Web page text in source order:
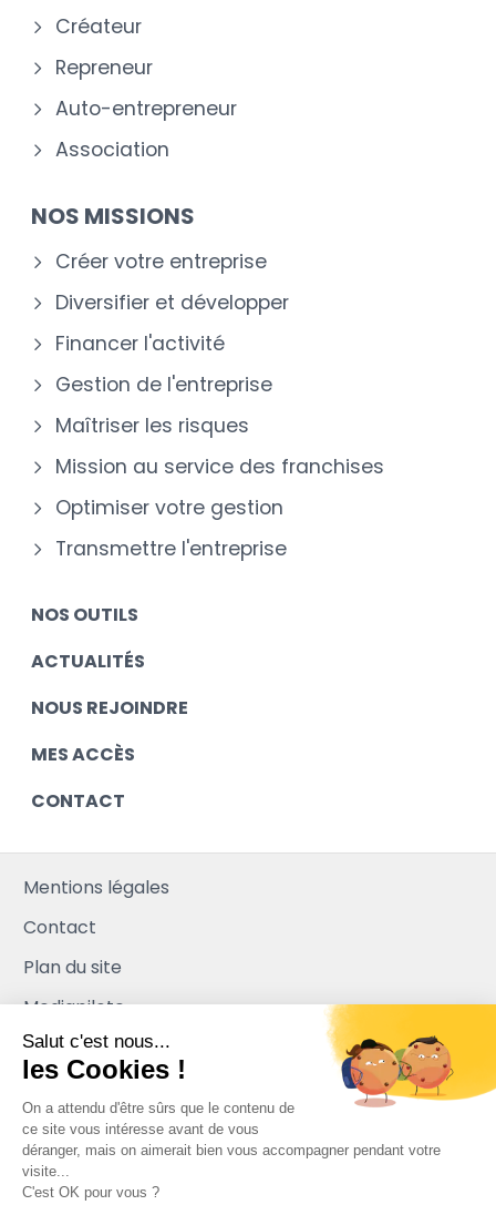
Créateur
Repreneur
Auto-entrepreneur
Association
NOS MISSIONS
Créer votre entreprise
Diversifier et développer
Financer l'activité
Gestion de l'entreprise
Maîtriser les risques
Mission au service des franchises
Optimiser votre gestion
Transmettre l'entreprise
NOS OUTILS
ACTUALITÉS
NOUS REJOINDRE
MES ACCÈS
CONTACT
Mentions légales
Contact
Plan du site
Mediapilote
Salut c'est nous...
les Cookies !
On a attendu d'être sûrs que le contenu de
ce site vous intéresse avant de vous
déranger, mais on aimerait bien vous accompagner pendant votre
visite...
C'est OK pour vous ?